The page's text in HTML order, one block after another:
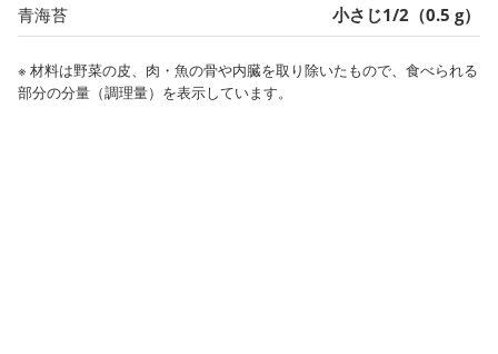
青海苔 小さじ1/2（0.5 g）
※ 材料は野菜の皮、肉・魚の骨や内臓を取り除いたもので、食べられる
部分の分量（調理量）を表示しています。